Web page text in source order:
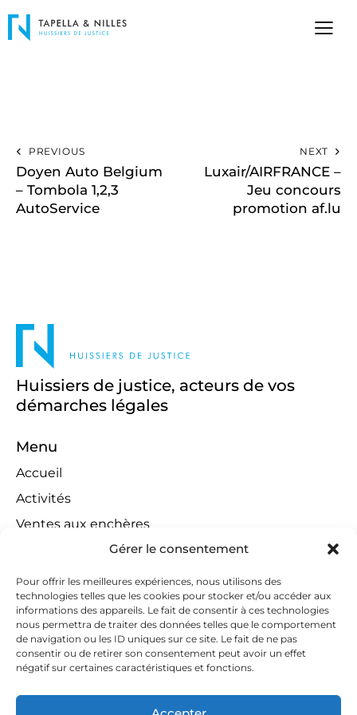
Gérer le consentement
Pour offrir les meilleures expériences, nous utilisons des
technologies telles que les cookies pour stocker et/ou accéder aux
informations des appareils. Le fait de consentir à ces technologies
nous permettra de traiter des données telles que le comportement
de navigation ou les ID uniques sur ce site. Le fait de ne pas
consentir ou de retirer son consentement peut avoir un effet
négatif sur certaines caractéristiques et fonctions.
PREVIOUS
Doyen Auto Belgium
– Tombola 1,2,3
AutoService
NEXT
Luxair/AIRFRANCE –
Jeu concours
promotion af.lu
Huissiers de justice, acteurs de vos
démarches légales
Menu
Accueil
Activités
Ventes aux enchères
Compétences territoriales
Jeux concours
Liens
Contact
Contactez-nous
huissiers@tapella-nilles.lu